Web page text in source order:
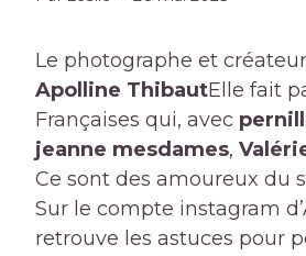
Le photographe et
Apolline ThibautElle fait
Françaises qui, avec
jeanne mesdames,
Ce sont des amoureux du
Sur le compte instagram
retrouve les astuces pour